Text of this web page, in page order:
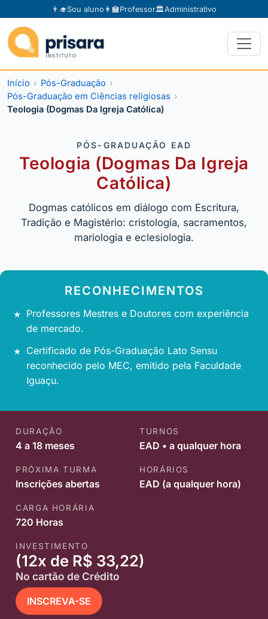
👨‍🎓Sou aluno 👩‍🏫Professor🏛️Administrativo
Início
Pós-Graduação
Pós-Graduação em Ciências religiosas
Teologia (Dogmas Da Igreja Católica)
PÓS-GRADUAÇÃO EAD
Teologia (Dogmas Da Igreja
Católica)
Dogmas católicos em diálogo com Escritura,
Tradição e Magistério: cristologia, sacramentos,
mariologia e eclesiologia.
RECONHECIMENTOS
Professores Mestres e Doutores com experiência
de mercado.
Certificado de Pós-Graduação Lato Sensu
reconhecido pelo MEC, emitido pela Faculdade
Iguaçu.
DURAÇÃO
4 a 18 meses
TURNOS
EAD • a qualquer hora
PRÓXIMA TURMA
Inscrições abertas
HORÁRIOS
EAD (a qualquer hora)
CARGA HORÁRIA
720 Horas
INVESTIMENTO
(12x de R$ 33,22)
No cartão de Crédito
INSCREVA-SE